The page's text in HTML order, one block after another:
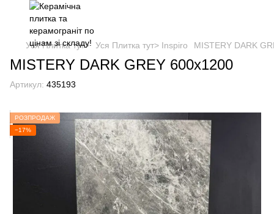
Уся Плитка тут> Уся Плитка тут> Inspiro MISTERY DARK
MISTERY DARK GREY 600x1200
Артикул: 435193
РОЗПРОДАЖ
−17%